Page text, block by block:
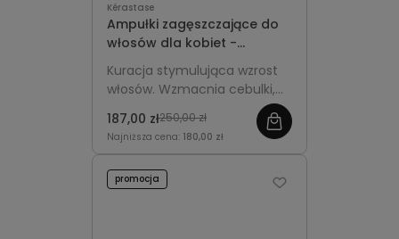
Kérastase
Ampułki zagęszczające do
włosów dla kobiet -
Kérastase Densifique Cure
10x6ml
Kuracja stymulująca wzrost
włosów. Wzmacnia cebulki,
zagęszcza włosy i zwiększa
ich objętość, przywracając
pasmom pełniejszy wygląd.
187,00 zł250,00 zł
Najniższa cena: 180,00 zł
promocja